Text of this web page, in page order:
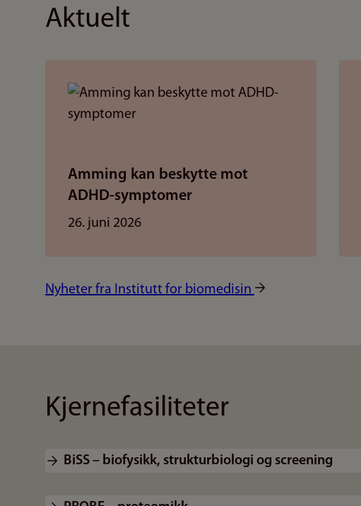
Aktuelt
Amming kan beskytte mot
ADHD-symptomer
26. juni 2026
Nyheter fra Institutt for biomedisin
Kjernefasiliteter
BiSS – biofysikk, strukturbiologi og screening